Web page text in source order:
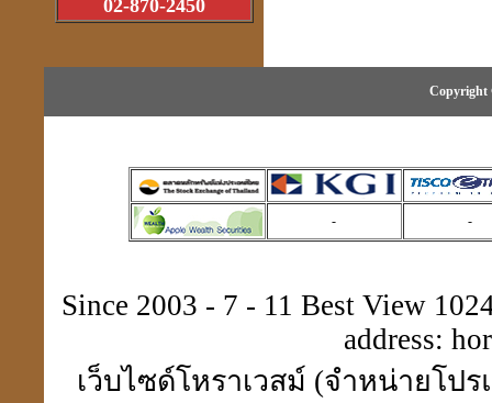
จตุคามราเทพ27 มิ.ย.2550
หรือเป็นที่ฮวงจุ้ยกันแน่
ตำแหน่งขุมทรัพย์
02-870-2450
Copyright
- -
Since 2003 - 7 - 11 Best View
address:
เว็บไซด์โหราเวสม์ (จำหน่ายโป